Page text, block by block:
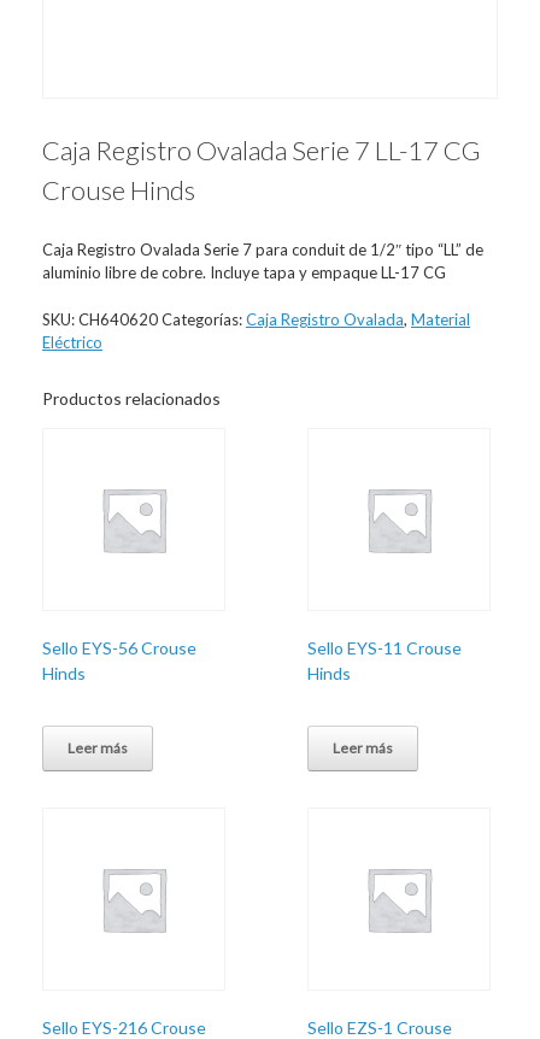
Caja Registro Ovalada Serie 7 LL-17 CG
Crouse Hinds
Caja Registro Ovalada Serie 7 para conduit de 1/2″ tipo “LL” de
aluminio libre de cobre. Incluye tapa y empaque LL-17 CG
SKU:CH640620Categorías:Caja Registro Ovalada, Material
Eléctrico
Productos relacionados
Sello EYS-56 Crouse
Hinds
Leer más
Sello EYS-11 Crouse
Hinds
Leer más
Sello EYS-216 Crouse
Sello EZS-1 Crouse